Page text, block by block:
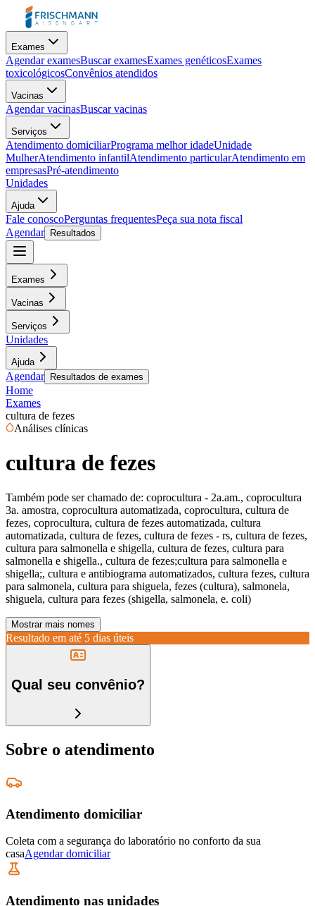
Exames
Agendar examesBuscar examesExames genéticosExames
toxicológicosConvênios atendidos
Vacinas
Agendar vacinasBuscar vacinas
Serviços
Atendimento domiciliarPrograma melhor idadeUnidade
MulherAtendimento infantilAtendimento particularAtendimento em
empresasPré-atendimento
Unidades
Ajuda
Fale conoscoPerguntas frequentesPeça sua nota fiscal
Agendar
Resultados
Exames
Vacinas
Serviços
Unidades
Ajuda
Agendar Resultados de exames
Home
Exames
cultura de fezes
Análises clínicas
cultura de fezes
Também pode ser chamado de: coprocultura - 2a.am., coprocultura
3a. amostra, coprocultura automatizada, coprocultura, cultura de
fezes, coprocultura, cultura de fezes automatizada, cultura
automatizada, cultura de fezes, cultura de fezes - rs, cultura de fezes,
cultura para salmonella e shigella, cultura de fezes, cultura para
salmonella e shigella., cultura de fezes;cultura para salmonella e
shigella;, cultura e antibiograma automatizados, cultura fezes, cultura
para salmonela, cultura para shiguela, fezes (cultura), salmonela,
shiguela, cultura para fezes (shigella, salmonela, e. coli)
Mostrar mais nomes
Resultado em até 5 dias úteis
Qual seu convênio?
Sobre o atendimento
Atendimento domiciliar
Coleta com a segurança do laboratório no conforto da sua
casaAgendar domiciliar
Atendimento nas unidades